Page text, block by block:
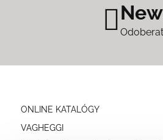
ONLINE KATALÓGY
VAGHEGGI